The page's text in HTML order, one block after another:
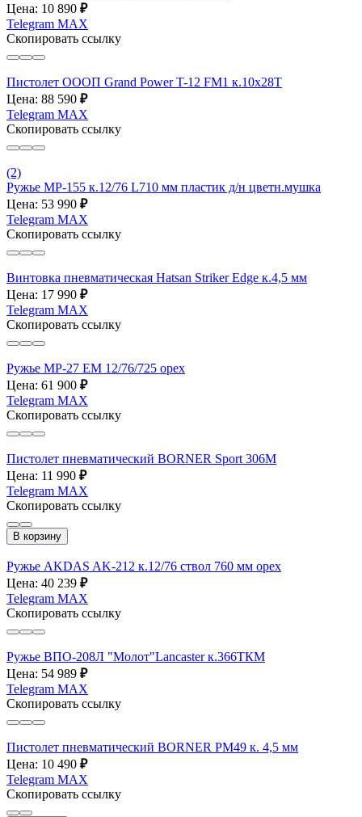
Цена: 10 890 ₽
Telegram MAX
Скопировать ссылку
Пистолет ОООП Grand Power T-12 FM1 к.10х28Т
Цена: 88 590 ₽
Telegram MAX
Скопировать ссылку
(2)
Ружье МР-155 к.12/76 L710 мм пластик д/н цветн.мушка
Цена: 53 990 ₽
Telegram MAX
Скопировать ссылку
Винтовка пневматическая Hatsan Striker Edge к.4,5 мм
Цена: 17 990 ₽
Telegram MAX
Скопировать ссылку
Ружье МР-27 ЕМ 12/76/725 орех
Цена: 61 900 ₽
Telegram MAX
Скопировать ссылку
Пистолет пневматический BORNER Sport 306M
Цена: 11 990 ₽
Telegram MAX
Скопировать ссылку
В корзину
Ружье AKDAS AK-212 к.12/76 ствол 760 мм орех
Цена: 40 239 ₽
Telegram MAX
Скопировать ссылку
Ружье ВПО-208Л "Молот"Lancaster к.366ТКМ
Цена: 54 989 ₽
Telegram MAX
Скопировать ссылку
Пистолет пневматический BORNER PM49 к. 4,5 мм
Цена: 10 490 ₽
Telegram MAX
Скопировать ссылку